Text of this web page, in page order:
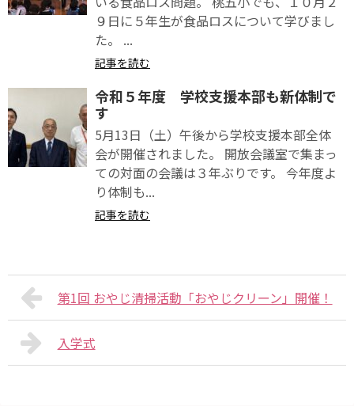
９日に５年生が食品ロスについて学びまし
た。 ...
記事を読む
令和５年度 学校支援本部も新体制で
す
5月13日（土）午後から学校支援本部全体
会が開催されました。 開放会議室で集まっ
ての対面の会議は３年ぶりです。 今年度よ
り体制も...
記事を読む
第1回 おやじ清掃活動「おやじクリーン」開催！
入学式